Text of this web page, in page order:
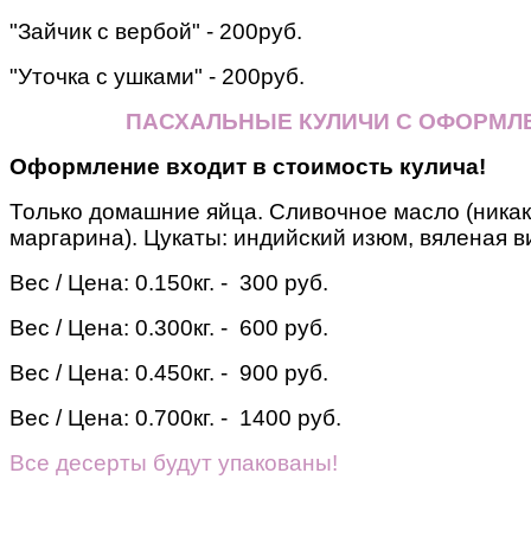
"Зайчик с вербой" - 200руб.
"Уточка с ушками" - 200руб.
ПАСХАЛЬНЫЕ КУЛИЧИ С
Оформление входит в стоимость кулича!
Только домашние яйца. Сливочное масло
маргарина). Цукаты: индийский изюм, вяленая
Вес / Цена: 0.150кг. - 300 руб.
Вес / Цена: 0.300кг. - 600 руб.
Вес / Цена: 0.450кг. - 900 руб.
Вес / Цена: 0.700кг. - 1400 руб.
Все десерты будут упакованы!